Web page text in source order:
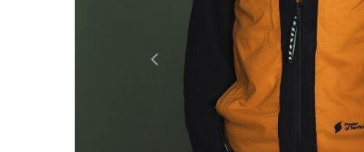
Previous